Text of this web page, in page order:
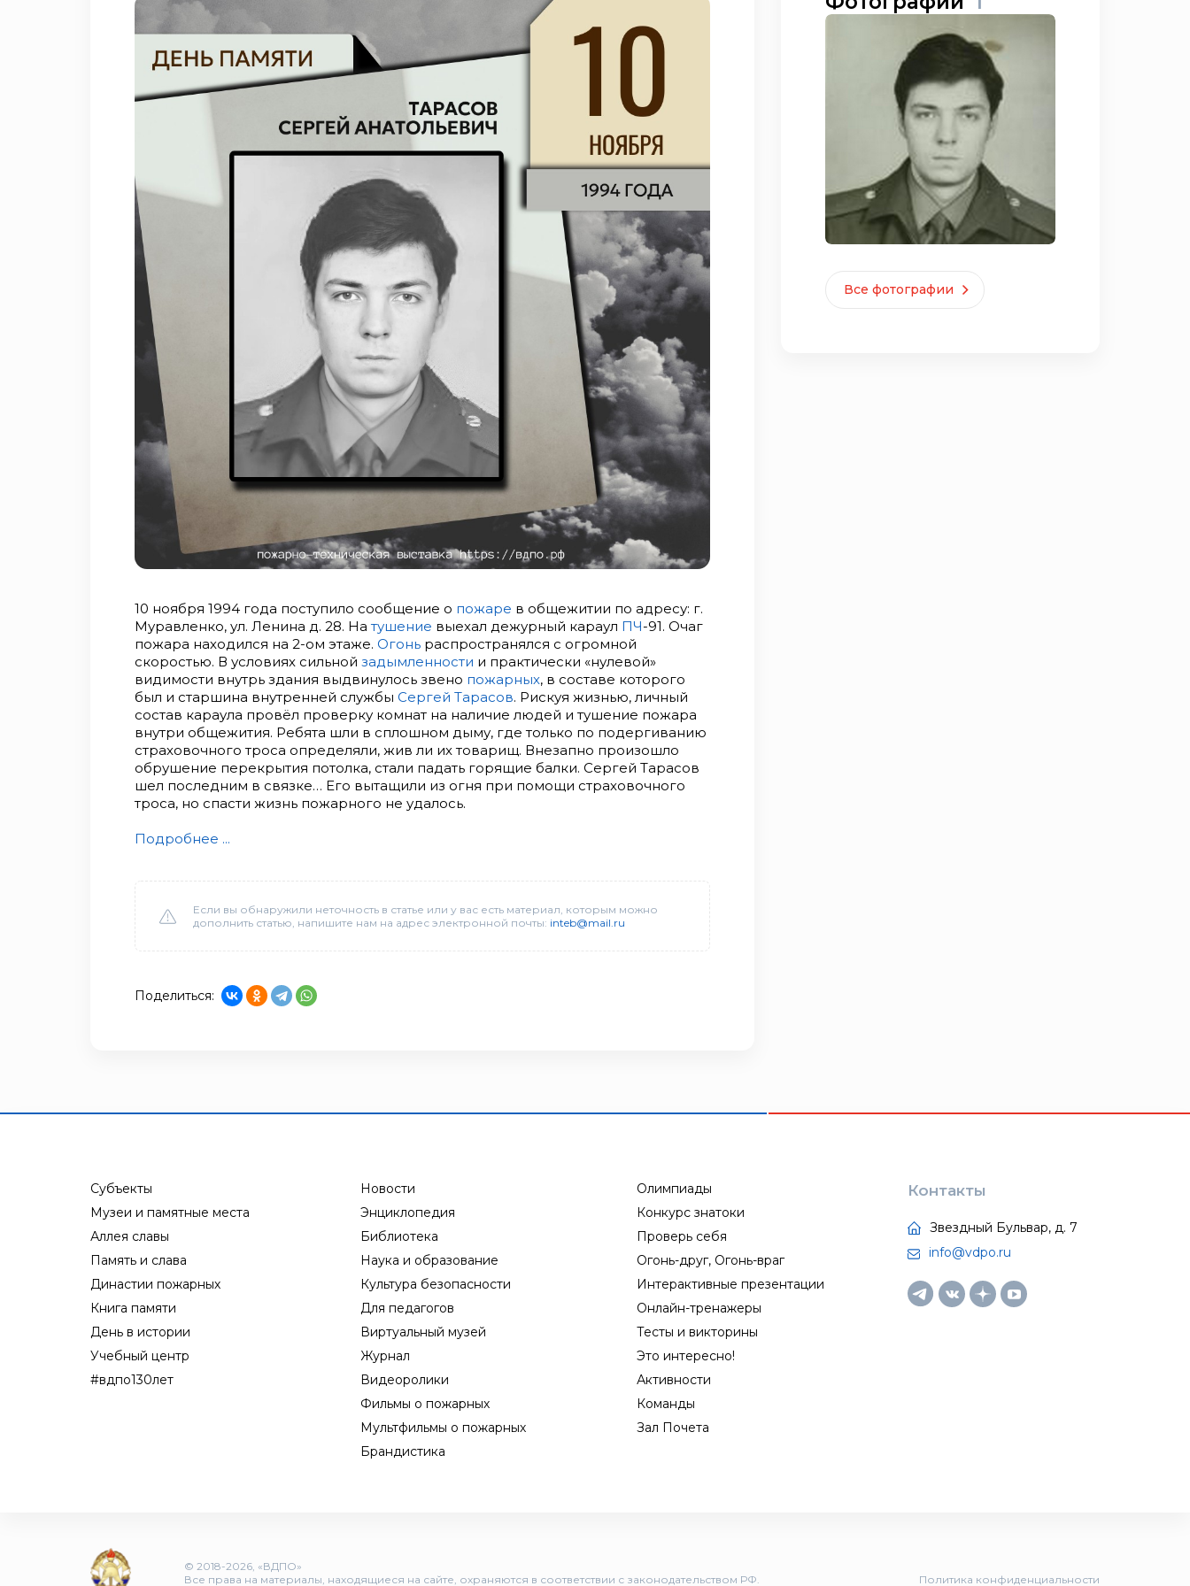
10 ноября 1994 года поступило сообщение о пожаре в общежитии по адресу: г.
Муравленко, ул. Ленина д. 28. Натушение выехал дежурный караул ПЧ-91. Очаг
пожара находился на 2-ом этаже. Огонь распространялся с огромной
скоростью. В условиях сильной задымленности и практически «нулевой»
видимости внутрь здания выдвинулось звено пожарных, в составе которого
был и старшина внутренней службы Сергей Тарасов. Рискуя жизнью, личный
состав караула провёл проверку комнат на наличие людей и тушение пожара
внутри общежития. Ребята шли в сплошном дыму, где только по подергиванию
страховочного троса определяли, жив ли их товарищ. Внезапно произошло
обрушение перекрытия потолка, стали падать горящие балки. Сергей Тарасов
шел последним в связке… Его вытащили из огня при помощи страховочного
троса, но спасти жизнь пожарного не удалось.
Подробнее ...
Если вы обнаружили неточность в статье или у вас есть материал, которым можно
дополнить статью, напишите нам на адрес электронной почты: inteb@mail.ru
Поделиться:
Все фотографии
Субъекты
Музеи и памятные места
Аллея славы
Память и слава
Династии пожарных
Книга памяти
День в истории
Учебный центр
#вдпо130лет
Новости
Энциклопедия
Библиотека
Наука и образование
Культура безопасности
Для педагогов
Виртуальный музей
Журнал
Видеоролики
Фильмы о пожарных
Мультфильмы о пожарных
Брандистика
Олимпиады
Конкурс знатоки
Проверь себя
Огонь-друг, Огонь-враг
Интерактивные презентации
Онлайн-тренажеры
Тесты и викторины
Это интересно!
Активности
Команды
Зал Почета
Контакты
Звездный Бульвар, д. 7
info@vdpo.ru
© 2018-2026, «ВДПО»
Все права на материалы, находящиеся на сайте, охраняются в соответствии с законодательством РФ.
Политика конфиденциальности